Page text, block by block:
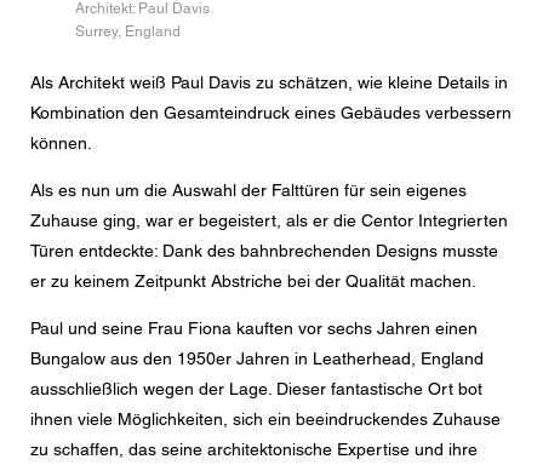
Architekt: Paul Davis
Surrey, England
Als Architekt weiß Paul Davis zu schätzen, wie kleine Details in
Kombination den Gesamteindruck eines Gebäudes verbessern
können.
Als es nun um die Auswahl der Falttüren für sein eigenes
Zuhause ging, war er begeistert, als er die Centor Integrierten
Türen entdeckte: Dank des bahnbrechenden Designs musste
er zu keinem Zeitpunkt Abstriche bei der Qualität machen.
Paul und seine Frau Fiona kauften vor sechs Jahren einen
Bungalow aus den 1950er Jahren in Leatherhead, England
ausschließlich wegen der Lage. Dieser fantastische Ort bot
ihnen viele Möglichkeiten, sich ein beeindruckendes Zuhause
zu schaffen, das seine architektonische Expertise und ihre
Diese Sicherheitsfrage überprüft, ob Sie ein menschlicher
Datenschutzerklärung
Daten in den obigen Formularfeldern an den
nächstgelegenen Centor Händler oder an einen
zuständigen Centor Mitarbeiter zu, welcher mich in
wird.
Die Nutzung Ihrer personenbezogenen Daten entspricht
den aktuelle Datenschutzrichtlinien.